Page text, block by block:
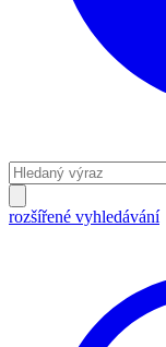
rozšířené vyhledávání